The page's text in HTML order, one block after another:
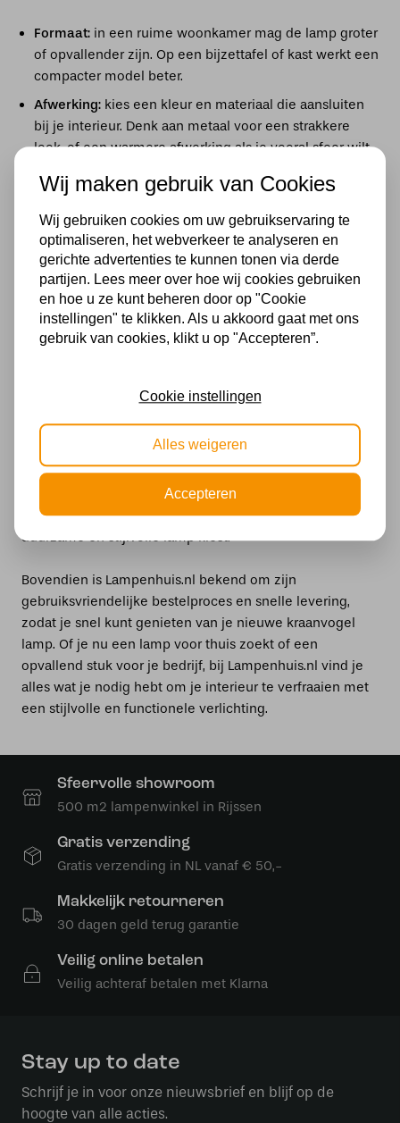
Formaat: in een ruime woonkamer mag de lamp groter
of opvallender zijn. Op een bijzettafel of kast werkt een
compacter model beter.
Afwerking: kies een kleur en materiaal die aansluiten
bij je interieur. Denk aan metaal voor een strakkere
look, of een warmere afwerking als je vooral sfeer wilt.
Lichtkleur:warm wit voelt zachter en is meestal het
prettigst voor woonruimtes. Koeler licht kan juist
handig zijn als je meer helderheid zoekt.
Dimbaar:als je wilt kunnen wisselen tussen sfeer en
functioneel licht, is dimbaarheid een fijne extra.
Het assortiment kraanvogel lampen
bij Lampenhuis.nl
lampen die niet alleen praktisch zijn, maar ook een
prachtige aanvulling vormen op je interieur. Of je nu op
zoek bent naar een subtiele, slankelamp voor je
of een statement piece voor je commerciële
ruimte, Lampenhuis.nl biedt de juiste keuze voor elke
ruimte. Met een focus op hoogwaardige materialen en
verfijnd design, kun je erop vertrouwen dat je een
duurzame en stijlvolle lamp kiest.
Bovendien is Lampenhuis.nl bekend om zijn
gebruiksvriendelijke bestelproces en snelle levering,
zodat je snel kunt genieten van je nieuwe kraanvogel
lamp. Of je nu een lamp voor thuis zoekt of een
opvallend stuk voor je bedrijf, bij Lampenhuis.nl vind je
alles wat je nodig hebt om je interieur te verfraaien met
een stijlvolle en functionele verlichting.
Sfeervolle showroom
500 m2 lampenwinkel in Rijssen
Gratis verzending
Gratis verzending in NL vanaf € 50,-
Makkelijk retourneren
30 dagen geld terug garantie
Veilig online betalen
Veilig achteraf betalen met Klarna
Stay up to date
Schrijf je in voor onze nieuwsbrief en blijf op de
hoogte van alle acties.
Wij maken gebruik van Cookies
Wij gebruiken cookies om uw gebruikservaring te
optimaliseren, het webverkeer te analyseren en
gerichte advertenties te kunnen tonen via derde
partijen. Lees meer over hoe wij cookies gebruiken
en hoe u ze kunt beheren door op "Cookie
instellingen" te klikken. Als u akkoord gaat met ons
gebruik van cookies, klikt u op "Accepteren”.
Cookie instellingen
Alles weigeren
Accepteren